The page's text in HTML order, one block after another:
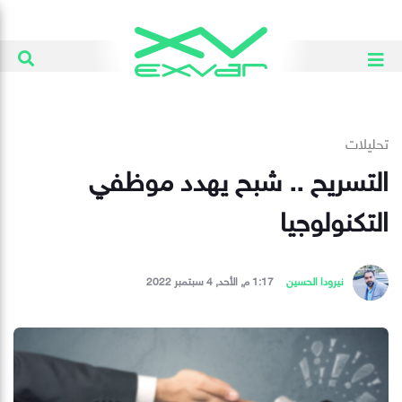
تحليلات
التسريح .. شبح يهدد موظفي
التكنولوجيا
نيرودا الحسين 1:17 م, الأحد, 4 سبتمبر 2022